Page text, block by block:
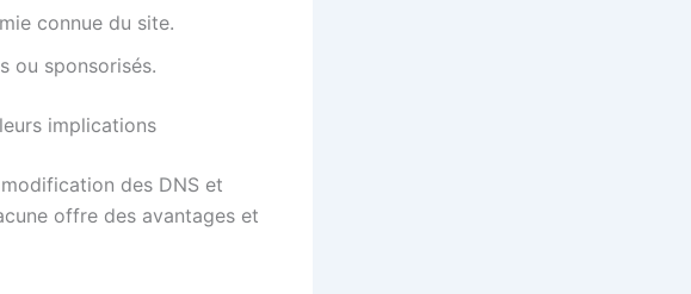
connue du site.
ou sponsorisés.
implications
modification des DNS et
offre des avantages et